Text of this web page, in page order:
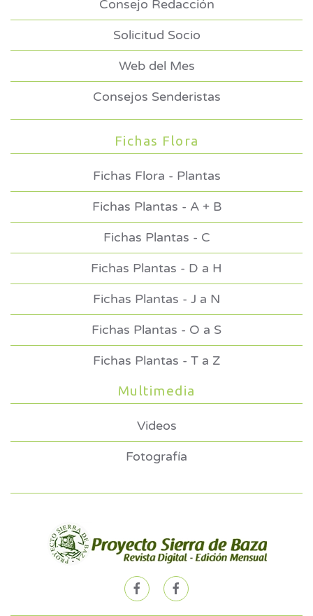
Consejo Redacción
Solicitud Socio
Web del Mes
Consejos Senderistas
Fichas Flora
Fichas Flora - Plantas
Fichas Plantas - A + B
Fichas Plantas - C
Fichas Plantas - D a H
Fichas Plantas - J a N
Fichas Plantas - O a S
Fichas Plantas - T a Z
Multimedia
Videos
Fotografía